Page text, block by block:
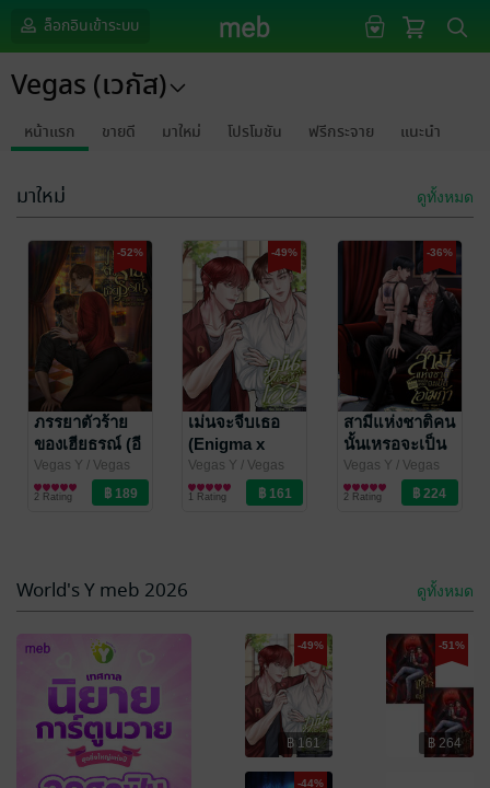
ล็อกอินเข้าระบบ
Vegas (เวกัส)
หน้าแรก ขายดี มาใหม่ โปรโมชัน ฟรีกระจาย แนะนำ
มาใหม่ ดูทั้งหมด
-52%
ภรรยาตัวร้าย
ของเฮียธรณ์ (อี
นิกม่า×อัลฟ่า)
Vegas Y / Vegas
(เวกัส)
นิยายวาย Boy
Love / Yaoi
2 Rating
-49%
เม่นจะจีบเธอ
(Enigma x
Alpha)
Vegas Y / Vegas
(เวกัส)
นิยายวาย Boy
Love / Yaoi
1 Rating
-36%
สามีแห่งชาติคน
นั้นเหรอจะเป็น
โอเมก้า
Vegas Y / Vegas
(เวกัส)
นิยายวาย Boy
Love / Yaoi
2 Rating
เพลิงพ่ายคม
เหล็ก
ผัวกะเทยของนา
World's Y meb 2026 ดูทั้งหมด
-49%
฿ 161
-51%
฿ 264
-44%